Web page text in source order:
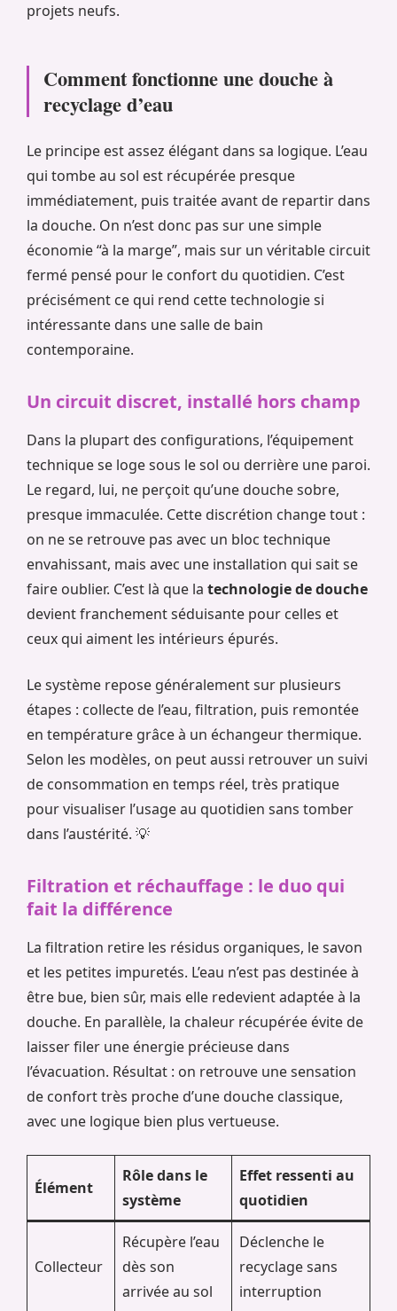
projets neufs.
Comment fonctionne une douche à
recyclage d’eau
Le principe est assez élégant dans sa logique. L’eau
qui tombe au sol est récupérée presque
immédiatement, puis traitée avant de repartir dans
la douche. On n’est donc pas sur une simple
économie “à la marge”, mais sur un véritable circuit
fermé pensé pour le confort du quotidien. C’est
précisément ce qui rend cette technologie si
intéressante dans une salle de bain
contemporaine.
Un circuit discret, installé hors champ
Dans la plupart des configurations, l’équipement
technique se loge sous le sol ou derrière une paroi.
Le regard, lui, ne perçoit qu’une douche sobre,
presque immaculée. Cette discrétion change tout :
on ne se retrouve pas avec un bloc technique
envahissant, mais avec une installation qui sait se
faire oublier. C’est là que la technologie de douche
devient franchement séduisante pour celles et
ceux qui aiment les intérieurs épurés.
Le système repose généralement sur plusieurs
étapes : collecte de l’eau, filtration, puis remontée
en température grâce à un échangeur thermique.
Selon les modèles, on peut aussi retrouver un suivi
de consommation en temps réel, très pratique
pour visualiser l’usage au quotidien sans tomber
dans l’austérité. 💡
Filtration et réchauffage : le duo qui
fait la différence
La filtration retire les résidus organiques, le savon
et les petites impuretés. L’eau n’est pas destinée à
être bue, bien sûr, mais elle redevient adaptée à la
douche. En parallèle, la chaleur récupérée évite de
laisser filer une énergie précieuse dans
l’évacuation. Résultat : on retrouve une sensation
de confort très proche d’une douche classique,
avec une logique bien plus vertueuse.
Élément
Rôle dans le
système
Effet ressenti au
quotidien
Collecteur
Récupère l’eau
dès son
arrivée au sol
Déclenche le
recyclage sans
interruption